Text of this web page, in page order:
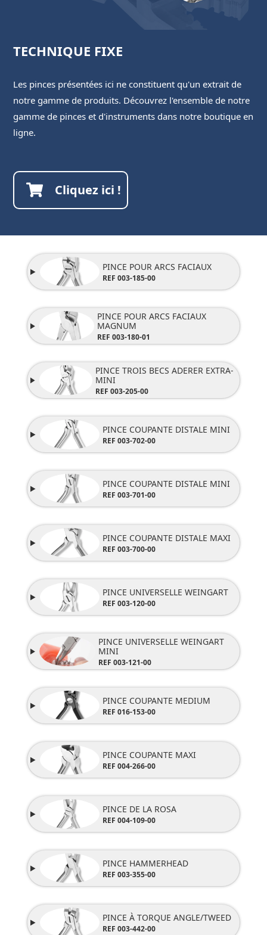
TECHNIQUE FIXE
Les pinces présentées ici ne constituent qu'un extrait de
notre gamme de produits. Découvrez l'ensemble de notre
gamme de pinces et d'instruments dans notre boutique en
ligne.
Cliquez ici !
PINCE POUR ARCS FACIAUX
REF 003-185-00
PINCE POUR ARCS FACIAUX
MAGNUM
REF 003-180-01
PINCE TROIS BECS ADERER EXTRA-
MINI
REF 003-205-00
PINCE COUPANTE DISTALE MINI
REF 003-702-00
PINCE COUPANTE DISTALE MINI
REF 003-701-00
PINCE COUPANTE DISTALE MAXI
REF 003-700-00
PINCE UNIVERSELLE WEINGART
REF 003-120-00
PINCE UNIVERSELLE WEINGART
MINI
REF 003-121-00
PINCE COUPANTE MEDIUM
REF 016-153-00
PINCE COUPANTE MAXI
REF 004-266-00
PINCE DE LA ROSA
REF 004-109-00
PINCE HAMMERHEAD
REF 003-355-00
PINCE À TORQUE ANGLE/TWEED
REF 003-442-00